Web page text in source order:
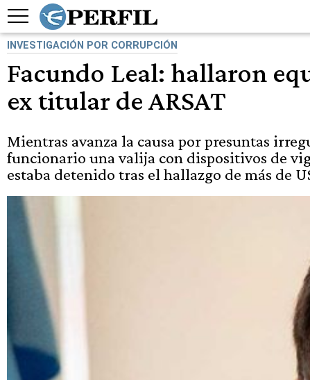
INVESTIGACIÓN POR CORRUPCIÓN
Facundo Leal: hallaron
ex titular de ARSAT
Mientras avanza la causa por presuntas
funcionario una valija con dispositivos de
estaba detenido tras el hallazgo de más de